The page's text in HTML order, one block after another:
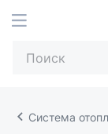
Система